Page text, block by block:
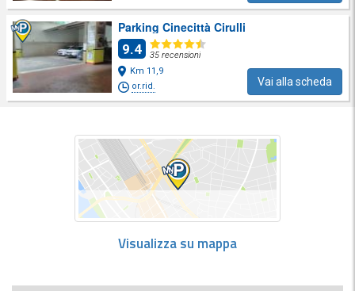
Parking Cinecittà Cirulli
9.4
35 recensioni
Km 11,9
or.rid.
Vai alla scheda
Visualizza su mappa